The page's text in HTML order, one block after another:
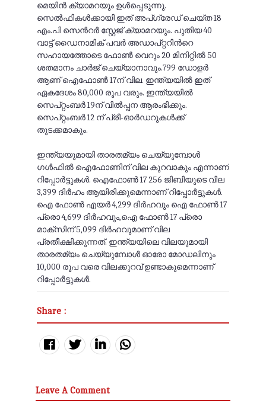
മെയിൻ ക്യാമറയും ഉൾപ്പെടുന്നു.
സെൽഫികൾക്കായി ഇത് അപ്‌ഗ്രേഡ് ചെയ്ത 18
എം.പി സെന്‍റർ സ്റ്റേജ് ക്യാമറയും. പുതിയ 40
വാട്ട് ഡൈനാമിക് പവര്‍ അഡാപ്റ്ററിന്‍റെ
സഹായത്തോടെ ഫോണ്‍ വെറും 20 മിനിറ്റില്‍ 50
ശതമാനം ചാര്‍ജ് ചെയ്യാനാവും.799 ഡോളര്‍
ആണ് ഐഫോണ്‍ 17ന് വില. ഇന്ത്യയില്‍ ഇത്
ഏകദേശം 80,000 രൂപ വരും. ഇന്ത്യയില്‍
സെപ്റ്റംബര്‍ 19ന് വില്‍പ്പന ആരംഭിക്കും.
സെപ്റ്റംബര്‍ 12 ന് പ്രീ-ഓര്‍ഡറുകള്‍ക്ക്
തുടക്കമാകും.
ഇന്ത്യയുമായി താരതമ്യം ചെയ്യുമ്പോൾ
ഗൾഫിൽ ഐഫോണിന് വില കുറവാകും എന്നാണ്
റിപ്പോർട്ടുകൾ. ഐഫോൺ 17 256 ജിബിയുടെ വില
3,399 ദിർഹം ആയിരിക്കുമെന്നാണ് റിപ്പോർട്ടുകൾ.
ഐ ഫോൺ എയർ 4,299 ദിർഹവും ഐ ഫോൺ 17
പ്രൊ 4,699 ദിർഹവും,ഐ ഫോൺ 17 പ്രൊ
മാക്സിന് 5,099 ദിർഹവുമാണ് വില
പ്രതീക്ഷിക്കുന്നത്. ഇന്ത്യയിലെ വിലയുമായി
താരതമ്യം ചെയ്യുമ്പോൾ ഓരോ മോഡലിനും
10,000 രൂപ വരെ വിലക്കുറവ് ഉണ്ടാകുമെന്നാണ്
റിപ്പോർട്ടുകൾ.
Share :
Leave A Comment